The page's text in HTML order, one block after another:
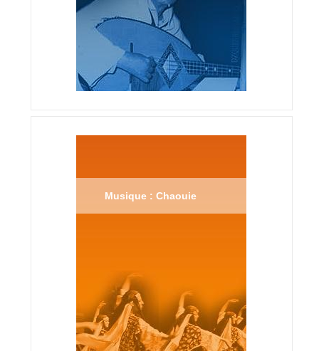
Musique : Chaouie